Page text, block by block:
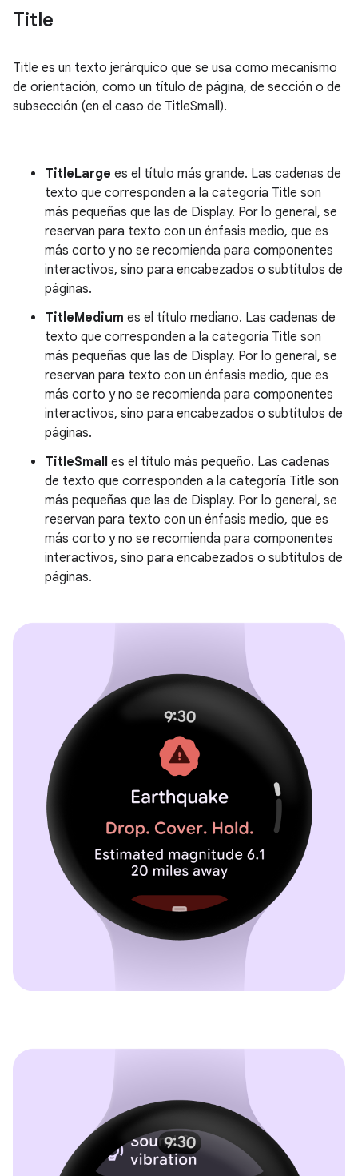
Title
Title es un texto jerárquico que se usa como mecanismo
de orientación, como un título de página, de sección o de
subsección (en el caso de TitleSmall).
TitleLarge es el título más grande. Las cadenas de
texto que corresponden a la categoría Title son
más pequeñas que las de Display. Por lo general, se
reservan para texto con un énfasis medio, que es
más corto y no se recomienda para componentes
interactivos, sino para encabezados o subtítulos de
páginas.
TitleMedium es el título mediano. Las cadenas de
texto que corresponden a la categoría Title son
más pequeñas que las de Display. Por lo general, se
reservan para texto con un énfasis medio, que es
más corto y no se recomienda para componentes
interactivos, sino para encabezados o subtítulos de
páginas.
TitleSmall es el título más pequeño. Las cadenas
de texto que corresponden a la categoría Title son
más pequeñas que las de Display. Por lo general, se
reservan para texto con un énfasis medio, que es
más corto y no se recomienda para componentes
interactivos, sino para encabezados o subtítulos de
páginas.